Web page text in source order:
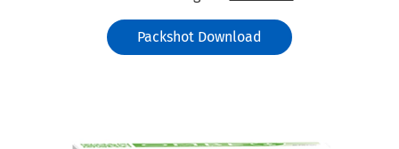
Packshot Download